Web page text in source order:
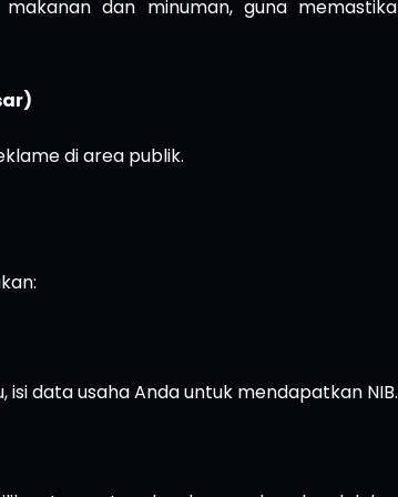
dan minuman, guna
di area publik.
data usaha Anda untuk mendapatkan NIB.